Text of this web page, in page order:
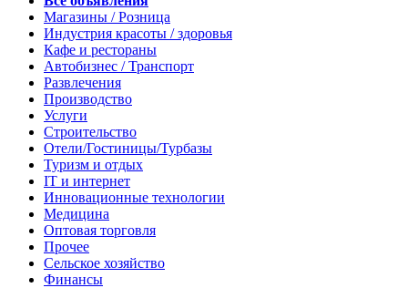
Магазины / Розница
Индустрия красоты / здоровья
Кафе и рестораны
Автобизнес / Транспорт
Развлечения
Производство
Услуги
Строительство
Отели/Гостиницы/Турбазы
Туризм и отдых
IT и интернет
Инновационные технологии
Медицина
Оптовая торговля
Прочее
Сельское хозяйство
Финансы